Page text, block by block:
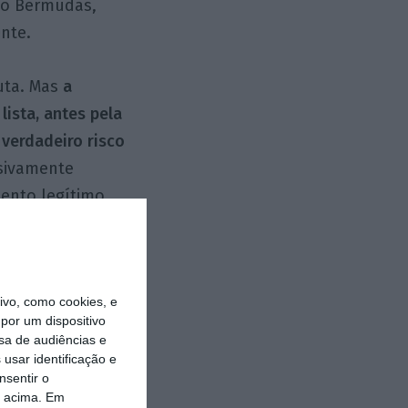
como cookies, e
um dispositivo
de audiências e
identificação e
o
Em
Bermudas,
Mas a
antes pela
risco
legítimo,
mas a mais
os